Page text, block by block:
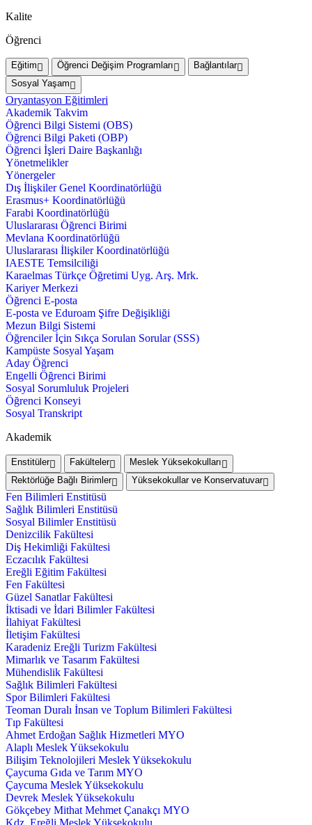
Kalite
Öğrenci
Eğitim Öğrenci Değişim Programları
Bağlantılar
Sosyal Yaşam
Oryantasyon Eğitimleri
Akademik Takvim
Öğrenci Bilgi Sistemi (OBS)
Öğrenci Bilgi Paketi (OBP)
Öğrenci İşleri Daire Başkanlığı
Yönetmelikler
Yönergeler
Dış İlişkiler Genel Koordinatörlüğü
Erasmus+ Koordinatörlüğü
Farabi Koordinatörlüğü
Uluslararası Öğrenci Birimi
Mevlana Koordinatörlüğü
Uluslararası İlişkiler Koordinatörlüğü
IAESTE Temsilciliği
Karaelmas Türkçe Öğretimi Uyg. Arş. Mrk.
Kariyer Merkezi
Öğrenci E-posta
E-posta ve Eduroam Şifre Değişikliği
Mezun Bilgi Sistemi
Öğrenciler İçin Sıkça Sorulan Sorular (SSS)
Kampüste Sosyal Yaşam
Aday Öğrenci
Engelli Öğrenci Birimi
Sosyal Sorumluluk Projeleri
Öğrenci Konseyi
Sosyal Transkript
Akademik
Enstitüler Fakülteler
Meslek Yüksekokulları
Rektörlüğe Bağlı Birimler
Yüksekokullar ve Konservatuvar
Fen Bilimleri Enstitüsü
Sağlık Bilimleri Enstitüsü
Sosyal Bilimler Enstitüsü
Denizcilik Fakültesi
Diş Hekimliği Fakültesi
Eczacılık Fakültesi
Ereğli Eğitim Fakültesi
Fen Fakültesi
Güzel Sanatlar Fakültesi
İktisadi ve İdari Bilimler Fakültesi
İlahiyat Fakültesi
İletişim Fakültesi
Karadeniz Ereğli Turizm Fakültesi
Mimarlık ve Tasarım Fakültesi
Mühendislik Fakültesi
Sağlık Bilimleri Fakültesi
Spor Bilimleri Fakültesi
Teoman Duralı İnsan ve Toplum Bilimleri Fakültesi
Tıp Fakültesi
Ahmet Erdoğan Sağlık Hizmetleri MYO
Alaplı Meslek Yüksekokulu
Bilişim Teknolojileri Meslek Yüksekokulu
Çaycuma Gıda ve Tarım MYO
Çaycuma Meslek Yüksekokulu
Devrek Meslek Yüksekokulu
Gökçebey Mithat Mehmet Çanakçı MYO